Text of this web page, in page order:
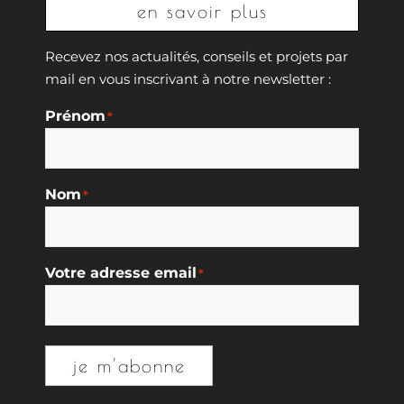
en savoir plus
Recevez nos actualités, conseils et projets par
mail en vous inscrivant à notre newsletter :
Prénom*
Nom*
Votre adresse email *
je m'abonne